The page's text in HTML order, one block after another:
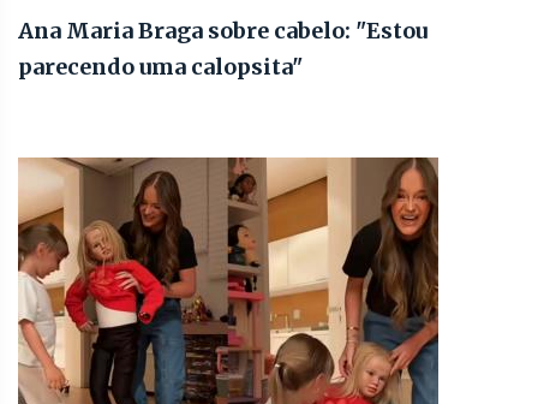
Ana Maria Braga sobre cabelo: "Estou
parecendo uma calopsita"